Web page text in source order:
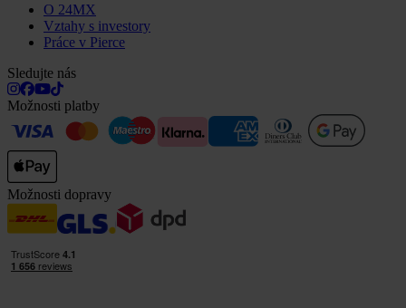
O 24MX
Vztahy s investory
Práce v Pierce
Sledujte nás
Možnosti platby
Možnosti dopravy